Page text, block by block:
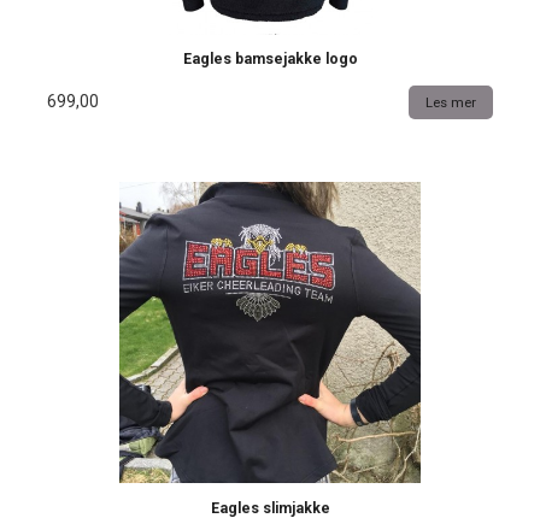
Eagles bamsejakke logo
699,00 Les mer
Eagles slimjakke